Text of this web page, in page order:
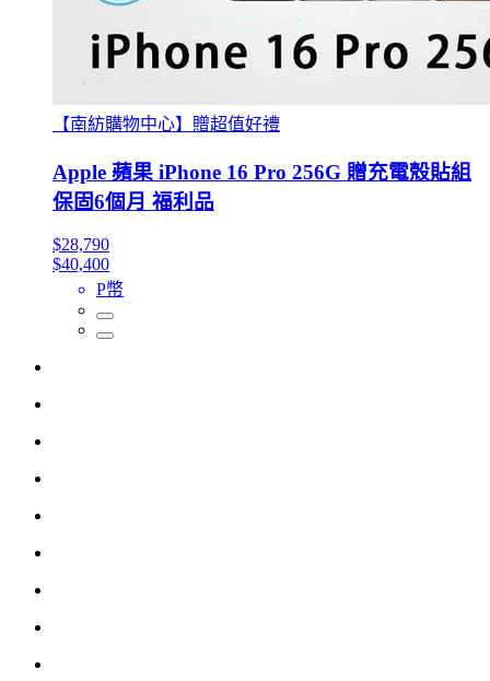
【南紡購物中心】贈超值好禮
Apple 蘋果 iPhone 16 Pro 256G 贈充電殼貼組
保固6個月 福利品
$28,790
$40,400
P幣